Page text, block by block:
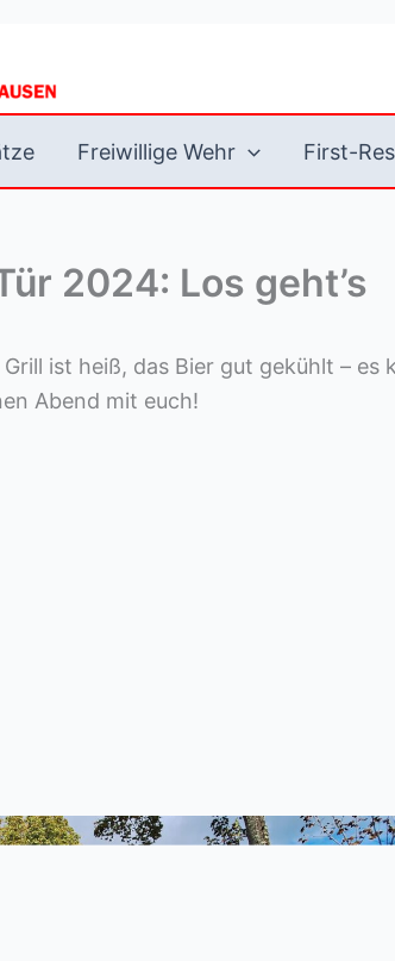
Freiwillige Wehr First-
2024: Los geht’s
ist heiß, das Bier gut gekühlt – es
Abend mit euch!